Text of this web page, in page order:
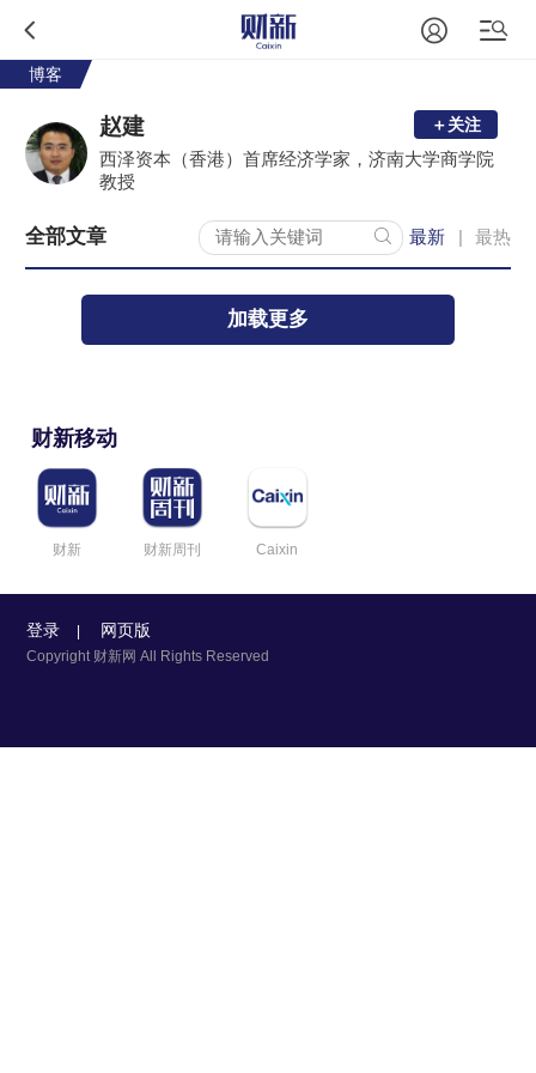
博客
赵建
西泽资本（香港）首席经济学家，济南大学商学院
教授
＋关注
全部文章 最新 最热
加载更多
财新移动
财新 财新周刊 Caixin
登录 | 网页版
Copyright 财新网 All Rights Reserved